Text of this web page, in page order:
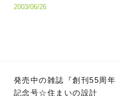
2003/06/26
発売中の雑誌『創刊55周年
記念号☆住まいの設計